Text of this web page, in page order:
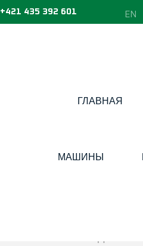
+421 435 392 601 EN
ГЛАВНАЯ
МАШИНЫ